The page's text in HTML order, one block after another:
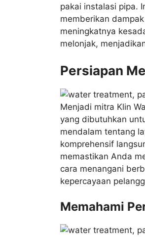
pakai instalasi pipa.
memberikan
meningkatnya
melonjak,
Persiapan
Menjadi mitra Klin
yang dibutuhkan
mendalam tentang
komprehensif
memastikan Anda
cara menangani
kepercayaan
Memahami